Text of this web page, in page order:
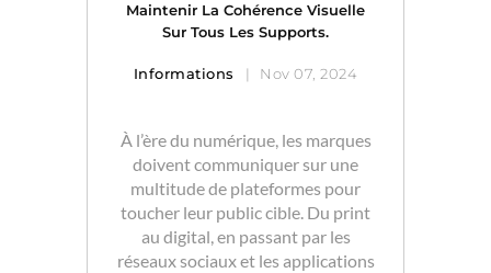
Maintenir La Cohérence Visuelle
Sur Tous Les Supports.
Informations Nov 07, 2024
À l’ère du numérique, les marques
doivent communiquer sur une
multitude de plateformes pour
toucher leur public cible. Du print
au digital, en passant par les
réseaux sociaux et les applications